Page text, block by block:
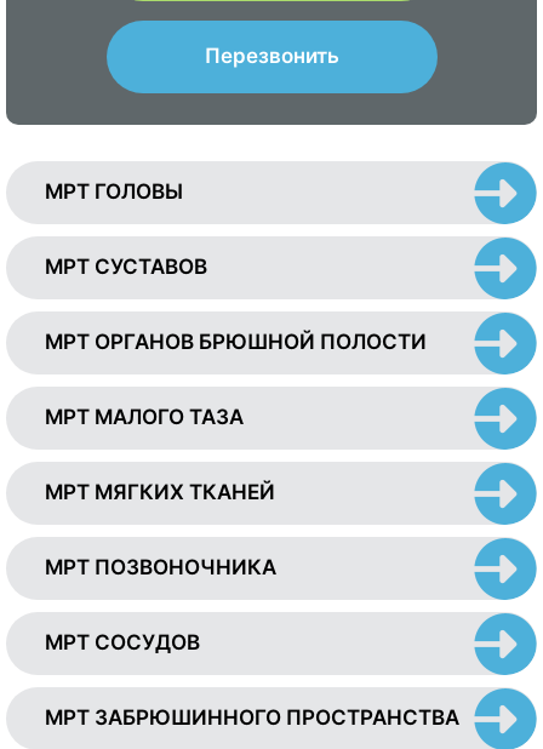
изменений, без попытки их
интерпретации. Для постановки
диагноза и разработки плана
лечения Вам необходимо обратиться
со снимками и заключением к
своему лечащему врачу.
можете получить бесплатную
консультацию врача-специалиста.
Перезвонить
МРТ ГОЛОВЫ
МРТ СУСТАВОВ
МРТ ОРГАНОВ БРЮШНОЙ ПОЛОСТИ
МРТ МАЛОГО ТАЗА
МРТ МЯГКИХ ТКАНЕЙ
МРТ ПОЗВОНОЧНИКА
МРТ СОСУДОВ
МРТ ЗАБРЮШИННОГО ПРОСТРАНСТВА